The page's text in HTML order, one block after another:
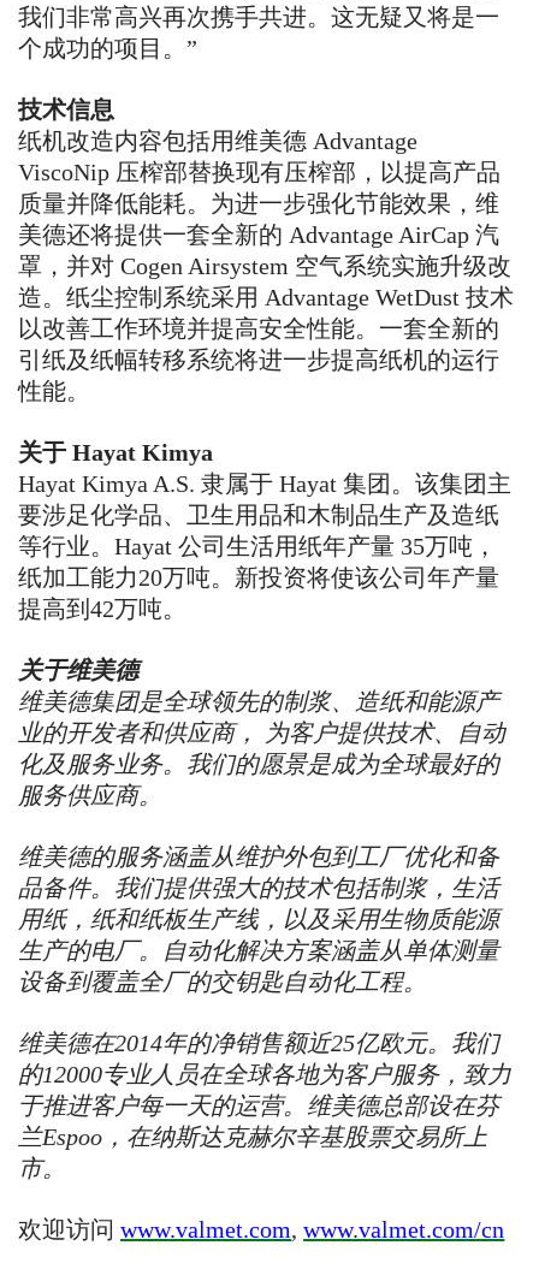
我们非常高兴再次携手共进。这无疑又将是一
个成功的项目。”
技术信息
纸机改造内容包括用维美德 Advantage
ViscoNip 压榨部替换现有压榨部，以提高产品
质量并降低能耗。为进一步强化节能效果，维
美德还将提供一套全新的 Advantage AirCap汽
罩，并对 Cogen Airsystem 空气系统实施升级改
造。纸尘控制系统采用 Advantage WetDust技术
以改善工作环境并提高安全性能。一套全新的
引纸及纸幅转移系统将进一步提高纸机的运行
性能。
关于 Hayat Kimya
Hayat Kimya A.S.隶属于 Hayat集团。该集团主
要涉足化学品、卫生用品和木制品生产及造纸
等行业。Hayat公司生活用纸年产量 35万吨，
纸加工能力20万吨。新投资将使该公司年产量
提高到42万吨。
关于维美德
维美德集团是全球领先的制浆、造纸和能源产
业的开发者和供应商， 为客户提供技术、自动
化及服务业务。我们的愿景是成为全球最好的
服务供应商。
维美德的服务涵盖从维护外包到工厂优化和备
品备件。我们提供强大的技术包括制浆，生活
用纸，纸和纸板生产线，以及采用生物质能源
生产的电厂。自动化解决方案涵盖从单体测量
设备到覆盖全厂的交钥匙自动化工程。
维美德在2014年的净销售额近25亿欧元。我们
的12000专业人员在全球各地为客户服务，致力
于推进客户每一天的运营。维美德总部设在芬
兰Espoo ，在纳斯达克赫尔辛基股票交易所上
市。
欢迎访问www.valmet.com,www.valmet.com/cn